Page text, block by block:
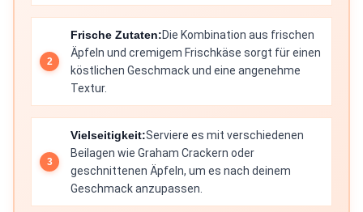
Frische Zutaten:Die Kombination aus frischen
Äpfeln und cremigem Frischkäse sorgt für einen
köstlichen Geschmack und eine angenehme
Textur.
Vielseitigkeit:Serviere es mit verschiedenen
Beilagen wie Graham Crackern oder
geschnittenen Äpfeln, um es nach deinem
Geschmack anzupassen.